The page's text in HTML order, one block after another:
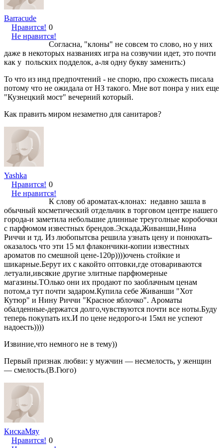
Barracude
Нравится!
Не нравится!
0
Согласна, "клоны" не совсем то слово, но у них
даже в некоторых названиях игра на созвучии идет, это почти
как у польских подделок, а-ля одну букву заменить:)
То что из инд предпочтений - не спорю, про схожесть писала
потому что не ожидала от НЗ такого. Мне вот понра у них еще
"Кузнецкий мост" вечерний который.
Как править миром незаметно для санитаров?
Yashka
Нравится!
Не нравится!
0
К слову об ароматах-клонах: недавно зашла в
обычный косметический отдельчик в торговом центре нашего
города-и заметила небольшие длинные треуголные коробочки
с парфюмом известных брендов.Эскада,Живанши,Нина
Риччи и тд. Из любопытсва решила узнать цену и понюхать-
оказалось что эти 15 мл флакончики-копии известных
ароматов по смешной цене-120р))))очень стойкие и
шикарные.Берут их с какойто оптовки,где отовариваются
летуали,ивсякие другие элитные парфюмерные
магазины.ТОлько они их продают по заоблачным ценам
потом,а тут почти задаром.Купила себе Живанши "Хот
Кутюр" и Нину Риччи "Красное яблочко". Ароматы
обалденные-держатся долго,чувствуются почти все ноты.Буду
теперь покупать их.И по цене недорого-и 15мл не успеют
надоесть))))
Извиние,что немного не в тему))
Первый признак любви: у мужчин — несмелость, у женщин
— смелость.(В.Гюго)
КискаМяу
Нравится! 0